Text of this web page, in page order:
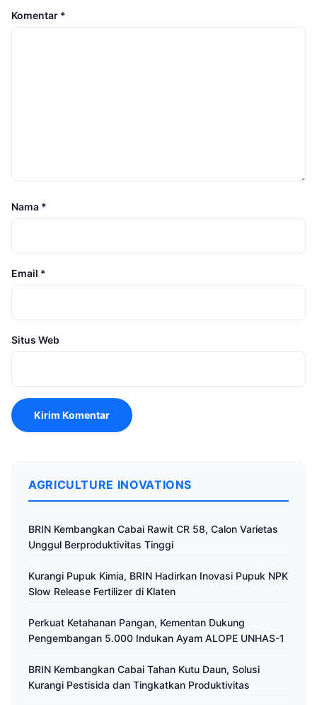
Komentar *
Nama *
Email *
Situs Web
AGRICULTURE INOVATIONS
BRIN Kembangkan Cabai Rawit CR 58, Calon Varietas
Unggul Berproduktivitas Tinggi
Kurangi Pupuk Kimia, BRIN Hadirkan Inovasi Pupuk NPK
Slow Release Fertilizer di Klaten
Perkuat Ketahanan Pangan, Kementan Dukung
Pengembangan 5.000 Indukan Ayam ALOPE UNHAS-1
BRIN Kembangkan Cabai Tahan Kutu Daun, Solusi
Kurangi Pestisida dan Tingkatkan Produktivitas